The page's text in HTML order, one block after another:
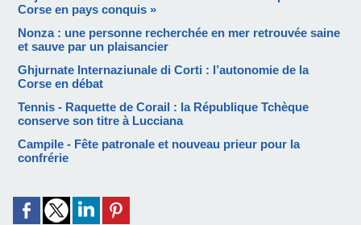
Corse en pays conquis »
Nonza : une personne recherchée en mer retrouvée saine
et sauve par un plaisancier
Ghjurnate Internaziunale di Corti : l’autonomie de la
Corse en débat
Tennis - Raquette de Corail : la République Tchèque
conserve son titre à Lucciana
Campile - Fête patronale et nouveau prieur pour la
confrérie